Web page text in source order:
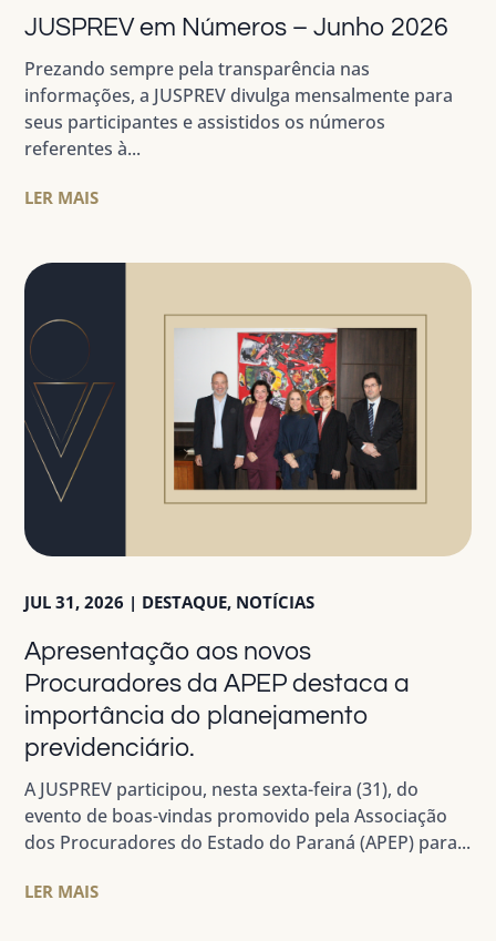
JUSPREV em Números – Junho 2026
Prezando sempre pela transparência nas
informações, a JUSPREV divulga mensalmente para
seus participantes e assistidos os números
referentes à...
LER MAIS
Apresentação aos novos
Procuradores da APEP destaca a
importância do planejamento
previdenciário.
JUL 31, 2026 | DESTAQUE, NOTÍCIAS
A JUSPREV participou, nesta sexta-feira (31), do
evento de boas-vindas promovido pela Associação
dos Procuradores do Estado do Paraná (APEP) para...
LER MAIS